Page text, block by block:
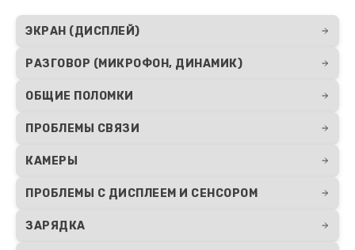
ЭКРАН (ДИСПЛЕЙ)
РАЗГОВОР (МИКРОФОН, ДИНАМИК)
ОБЩИЕ ПОЛОМКИ
ПРОБЛЕМЫ СВЯЗИ
КАМЕРЫ
ПРОБЛЕМЫ С ДИСПЛЕЕМ И СЕНСОРОМ
ЗАРЯДКА